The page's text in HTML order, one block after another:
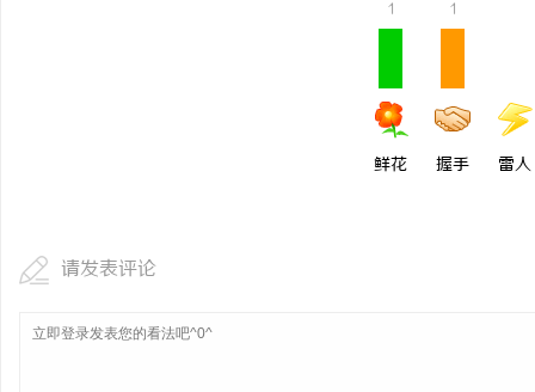
1
鲜花
1
握手 雷人
请发表评论